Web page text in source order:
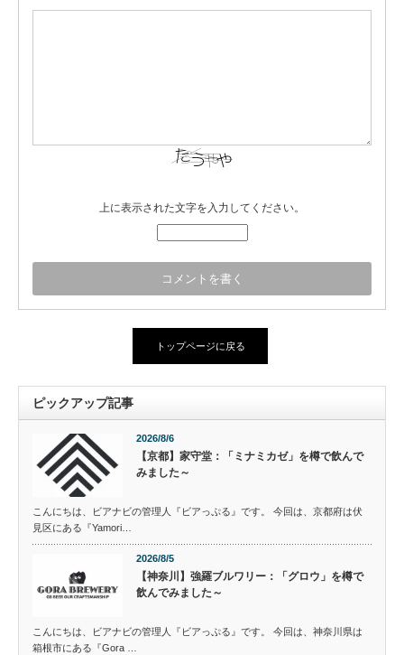
上に表示された文字を入力してください。
トップページに戻る
ピックアップ記事
2026/8/6
【京都】家守堂：「ミナミカゼ」を樽で飲んで
みました～
こんにちは、ビアナビの管理人『ビアっぷる』です。 今回は、京都府は伏
見区にある『Yamori…
2026/8/5
【神奈川】強羅ブルワリー：「グロウ」を樽で
飲んでみました～
こんにちは、ビアナビの管理人『ビアっぷる』です。 今回は、神奈川県は
箱根市にある『Gora …